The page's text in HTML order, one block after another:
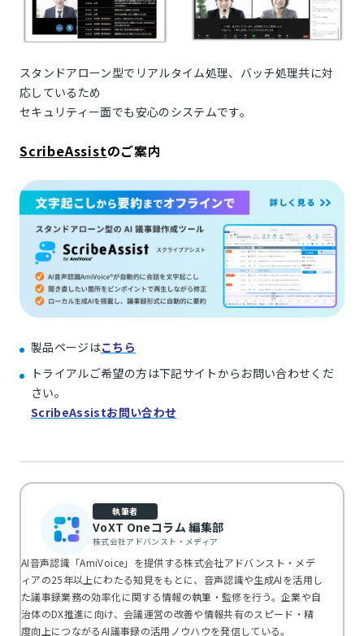
スタンドアローン型でリアルタイム処理、バッチ処理共に対
応しているため
セキュリティー面でも安心のシステムです。
ScribeAssistのご案内
製品ページはこちら
トライアルご希望の方は下記サイトからお問い合わせくだ
さい。
ScribeAssistお問い合わせ
執筆者
VoXT Oneコラム 編集部
株式会社アドバンスト・メディア
AI音声認識「AmiVoice」を提供する株式会社アドバンスト・メデ
ィアの25年以上にわたる知見をもとに、音声認識や生成AIを活用し
た議事録業務の効率化に関する情報の執筆・監修を行う。企業や自
治体のDX推進に向け、会議運営の改善や情報共有のスピード・精
度向上につながるAI議事録の活用ノウハウを発信している。